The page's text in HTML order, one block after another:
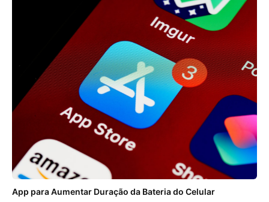
App para Aumentar Duração da Bateria do Celular